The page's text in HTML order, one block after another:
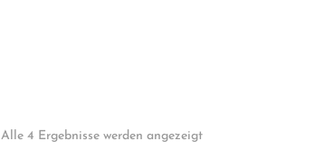
Alle 4 Ergebnisse werden angezeigt